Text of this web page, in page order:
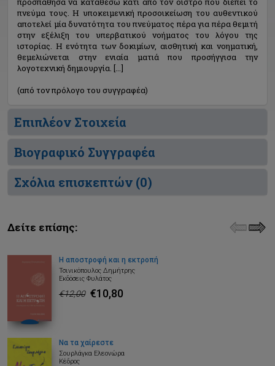
πνεύμα τους. Η υποκειμενική προσοικείωση του αυθεντικού
αποτελεί μία δυνατότητα του πνεύματος πέρα για πέρα θεμιτή
στην εξέλιξη του υπερβατικού νοήματος του λόγου της
ιστορίας. Η ενότητα των δοκιμίων, αισθητική και νοηματική,
θεμελιώνεται στην ενιαία ματιά που προσήγγισα την
λογοτεχνική δημιουργία. [...]
(από τον πρόλογο του συγγραφέα)
Επιπλέον Στοιχεία
Βιογραφικό Συγγραφέα
Σχόλια επισκεπτών (0)
Δείτε επίσης:
Η αποστροφή και η εκτροπή
Τσινικόπουλος Δημήτρης
Εκδόσεις Φυλάτος
€12,00 €10,80
Να τα χαίρεστε
Σουρλάγκα Ελεονώρα
Κέδρος